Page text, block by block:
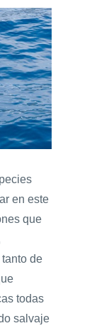
en este
que
de
todas
salvaje